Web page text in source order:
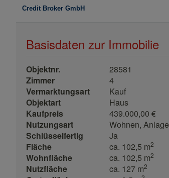
Basisdaten zur Immobilie
Objektnr.
28581
Zimmer
4
Vermarktungsart
Kauf
Objektart
Haus
Kaufpreis
439.000,00 €
Nutzungsart
Wohnen Anlage
Schlüsselfertig
Ja
Fläche
ca. 102,5 m2
Wohnfläche ca. 102,5 m2
Nutzfläche ca. 127 m2